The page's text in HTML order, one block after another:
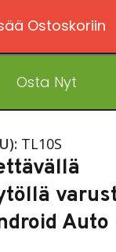
Ostoskoriin
Osta Nyt
TL10S
Auto